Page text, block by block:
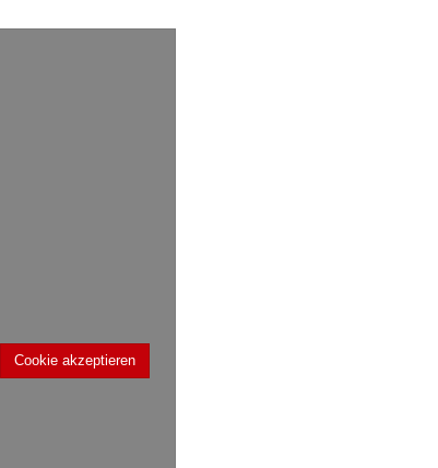
Cookie akzeptieren